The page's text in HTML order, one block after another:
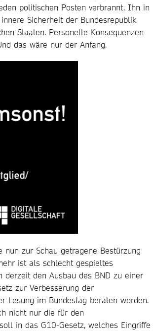
politischen Posten verbrannt. Ihn in
Sicherheit der Bundesrepublik
Staaten. Personelle Konsequenzen
das wäre nur der Anfang.
zur Schau getragene Bestürzung
ist als schlecht gespieltes
derzeit den Ausbau des BND zu einer
zur Verbesserung der
Lesung im Bundestag beraten worden.
nicht nur die für den
in das G10-Gesetz, welches Eingriffe